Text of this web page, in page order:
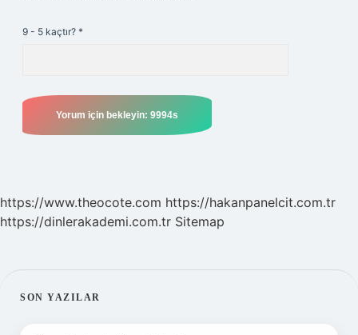
9 - 5 kaçtır? *
https://www.theocote.com https://hakanpanelcit.com.tr
https://dinlerakademi.com.tr Sitemap
SIDEBAR
SON YAZILAR